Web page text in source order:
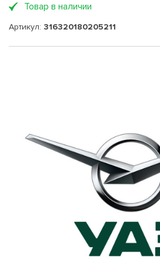
Товар в наличии
Артикул: 316320180205211